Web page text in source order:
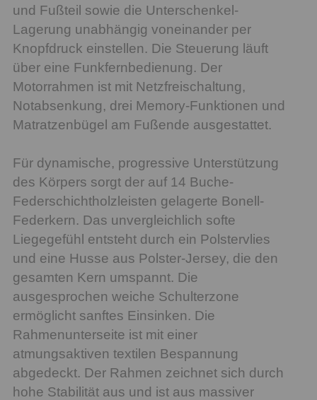
und Fußteil sowie die Unterschenkel-
Lagerung unabhängig voneinander per
Knopfdruck einstellen. Die Steuerung läuft
über eine Funkfernbedienung. Der
Motorrahmen ist mit Netzfreischaltung,
Notabsenkung, drei Memory-Funktionen und
Matratzenbügel am Fußende ausgestattet.
Für dynamische, progressive Unterstützung
des Körpers sorgt der auf 14 Buche-
Federschichtholzleisten gelagerte Bonell-
Federkern. Das unvergleichlich softe
Liegegefühl entsteht durch ein Polstervlies
und eine Husse aus Polster-Jersey, die den
gesamten Kern umspannt. Die
ausgesprochen weiche Schulterzone
ermöglicht sanftes Einsinken. Die
Rahmenunterseite ist mit einer
atmungsaktiven textilen Bespannung
abgedeckt. Der Rahmen zeichnet sich durch
hohe Stabilität aus und ist aus massiver